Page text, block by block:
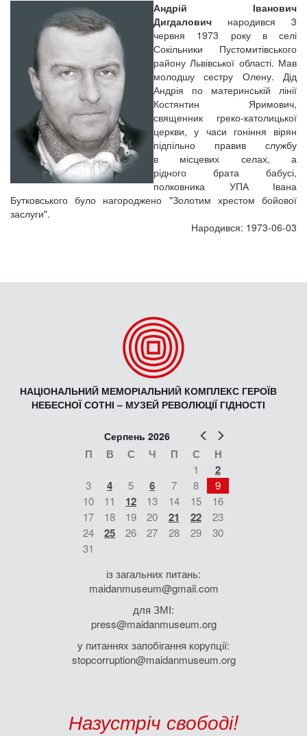
Андрій Іванович
Дигдалович народився 3
червня 1973 року в селі
Сокільники Пустомитівського
району Львівської області. Мав
молодшу сестру Олену. Дід
Андрія по материнській лінії
Костянтин Яримович,
священник греко-католицької
церкви, у часи гоніння вірян
підпільно правив службу
в місцевих селах, а
рідного брата бабусі,
полковника УПА Івана
Бутковського було нагороджено "Золотим хрестом бойової
заслуги".
Народився: 1973-06-03
НАЦІОНАЛЬНИЙ МЕМОРІАЛЬНИЙ КОМПЛЕКС ГЕРОЇВ
НЕБЕСНОЇ СОТНІ – МУЗЕЙ РЕВОЛЮЦІЇ ГІДНОСТІ
Попер
Серпень 2026
П В С Ч П С Н
1 2
3 4 5 6 7 8
9
10
11 12 13 14 15
16
17
18 19 20 21 22
23
24
25 26 27 28 29
30
31
із загальних питань:
maidanmuseum@gmail.com
для ЗМІ:
press@maidanmuseum.org
у питаннях запобігання корупції:
stopcorruption@maidanmuseum.org
Назустріч свободі!